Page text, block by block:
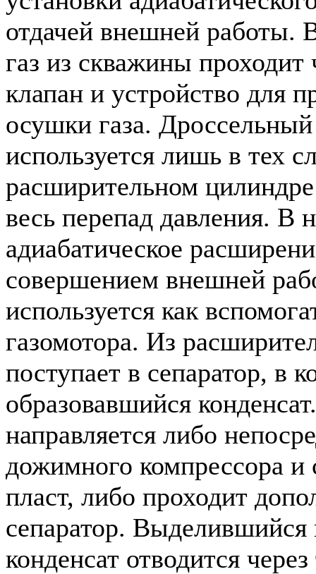
отдачей внешней работы.
газ из скважины проходит
клапан и устройство для
осушки газа.
используется лишь в тех
расширительном цилиндре
весь перепад давления. В
адиабатическое
совершением внешней
используется как
газомотора. Из
поступает в сепаратор, в
образовавшийся
направляется либо
дожимного компрессора и
пласт, либо проходит
сепаратор. Выделившийся
конденсат отводится